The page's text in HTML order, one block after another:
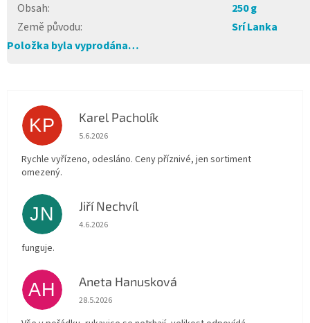
Obsah:
250 g
Země původu:
Srí Lanka
Položka byla vyprodána…
KP Karel Pacholík
Hodnocení obchodu je 4 z 5 hvězdiček.
5.6.2026
Rychle vyřízeno, odesláno. Ceny příznivé, jen sortiment
omezený.
JN Jiří Nechvíl
Hodnocení obchodu je 5 z 5 hvězdiček.
4.6.2026
funguje.
AH Aneta Hanusková
Hodnocení obchodu je 5 z 5 hvězdiček.
28.5.2026